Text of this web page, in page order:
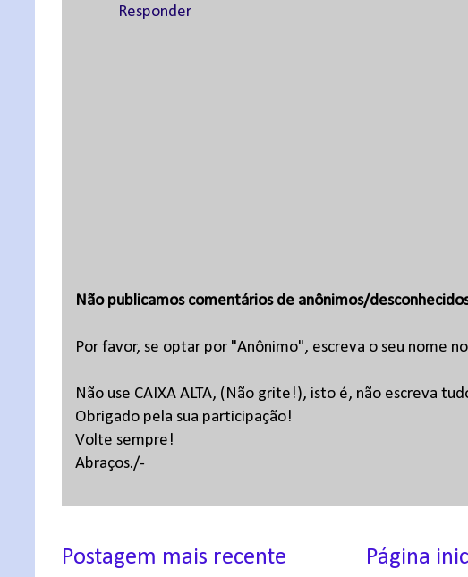
Responder
Não publicamos comentários de anônimos/
Por favor, se optar por "Anônimo", escreva o seu nome
Não use CAIXA ALTA, (Não grite!), isto é, não escreva
Obrigado pela sua participação!
Volte sempre!
Abraços./-
Postagem mais recente Página